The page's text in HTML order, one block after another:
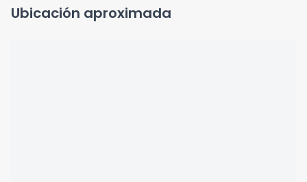
Ubicación aproximada